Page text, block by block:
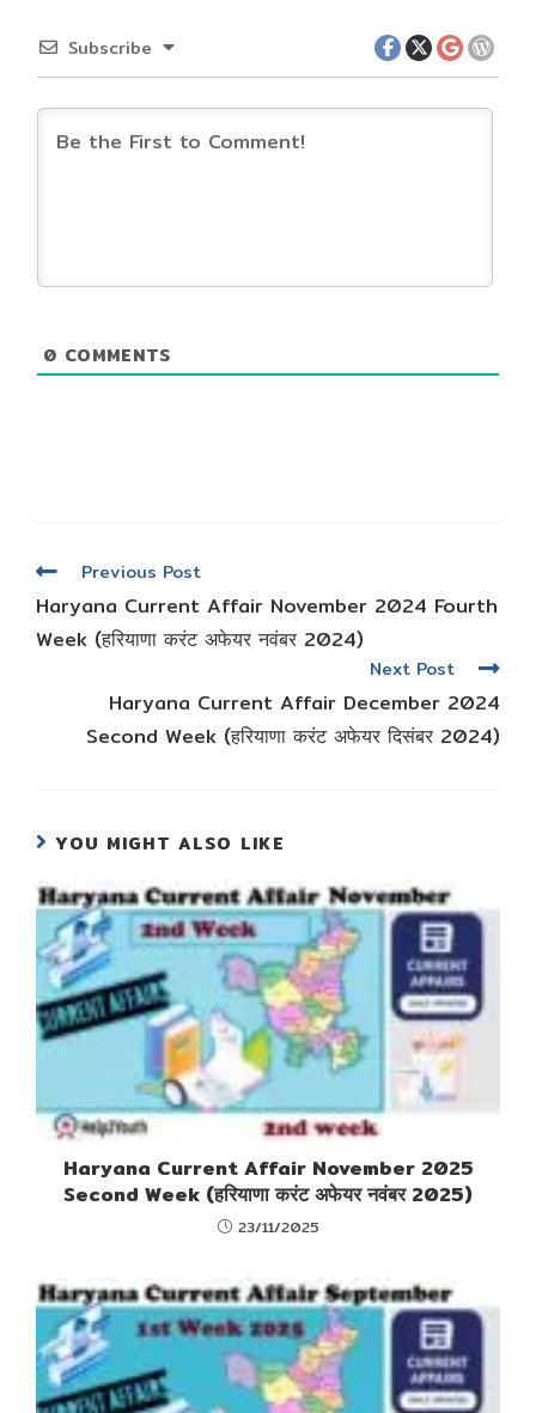
Subscribe
0 COMMENTS
Read
more
articles
Previous Post
Haryana Current Affair November 2024 Fourth
Week (हरियाणा करंट अफेयर नवंबर 2024)
Next Post
Haryana Current Affair December 2024
Second Week (हरियाणा करंट अफेयर दिसंबर 2024)
YOU MIGHT ALSO LIKE
Haryana Current Affair November 2025
Second Week (हरियाणा करंट अफेयर नवंबर 2025)
23/11/2025